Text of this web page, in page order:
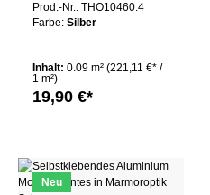
3D Gebürstet
Prod.-Nr.: THO10460.4
Farbe: Silber
Inhalt: 0.09 m² (221,11 €* /
1 m²)
19,90 €*
Neu